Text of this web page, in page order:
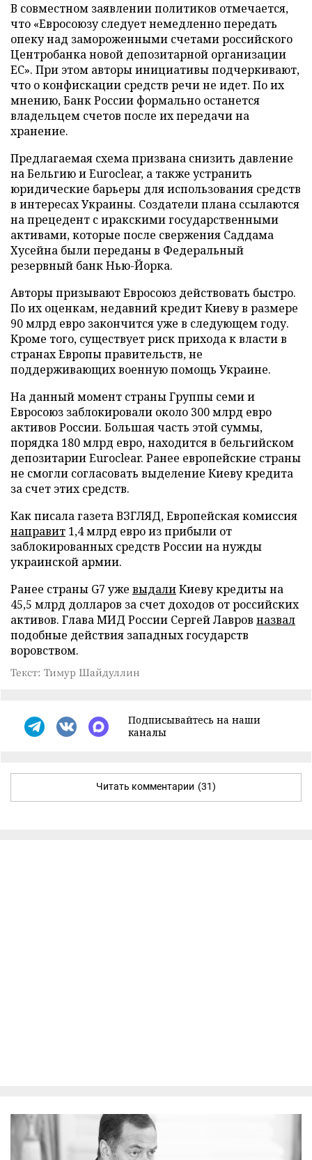
В совместном заявлении политиков отмечается,
что «Евросоюзу следует немедленно передать
опеку над замороженными счетами российского
Центробанка новой депозитарной организации
ЕС». При этом авторы инициативы подчеркивают,
что о конфискации средств речи не идет. По их
мнению, Банк России формально останется
владельцем счетов после их передачи на
хранение.
Предлагаемая схема призвана снизить давление
на Бельгию и Euroclear, а также устранить
юридические барьеры для использования средств
в интересах Украины. Создатели плана ссылаются
на прецедент с иракскими государственными
активами, которые после свержения Саддама
Хусейна были переданы в Федеральный
резервный банк Нью-Йорка.
Авторы призывают Евросоюз действовать быстро.
По их оценкам, недавний кредит Киеву в размере
90 млрд евро закончится уже в следующем году.
Кроме того, существует риск прихода к власти в
странах Европы правительств, не
поддерживающих военную помощь Украине.
На данный момент страны Группы семи и
Евросоюз заблокировали около 300 млрд евро
активов России. Большая часть этой суммы,
порядка 180 млрд евро, находится в бельгийском
депозитарии Euroclear. Ранее европейские страны
не смогли согласовать выделение Киеву кредита
за счет этих средств.
Как писала газета ВЗГЛЯД, Европейская комиссия
направит 1,4 млрд евро из прибыли от
заблокированных средств России на нужды
украинской армии.
Ранее страны G7 уже выдалиКиеву кредиты на
45,5 млрд долларов за счет доходов от российских
активов. Глава МИД России Сергей Лавров назвал
подобные действия западных государств
воровством.
Текст: Тимур Шайдуллин
Подписывайтесь на наши
каналы
Читать комментарии (31)